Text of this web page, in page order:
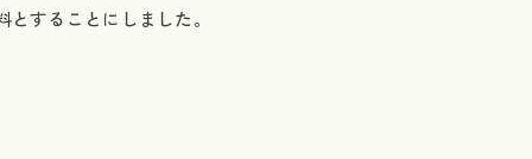
することにしました。